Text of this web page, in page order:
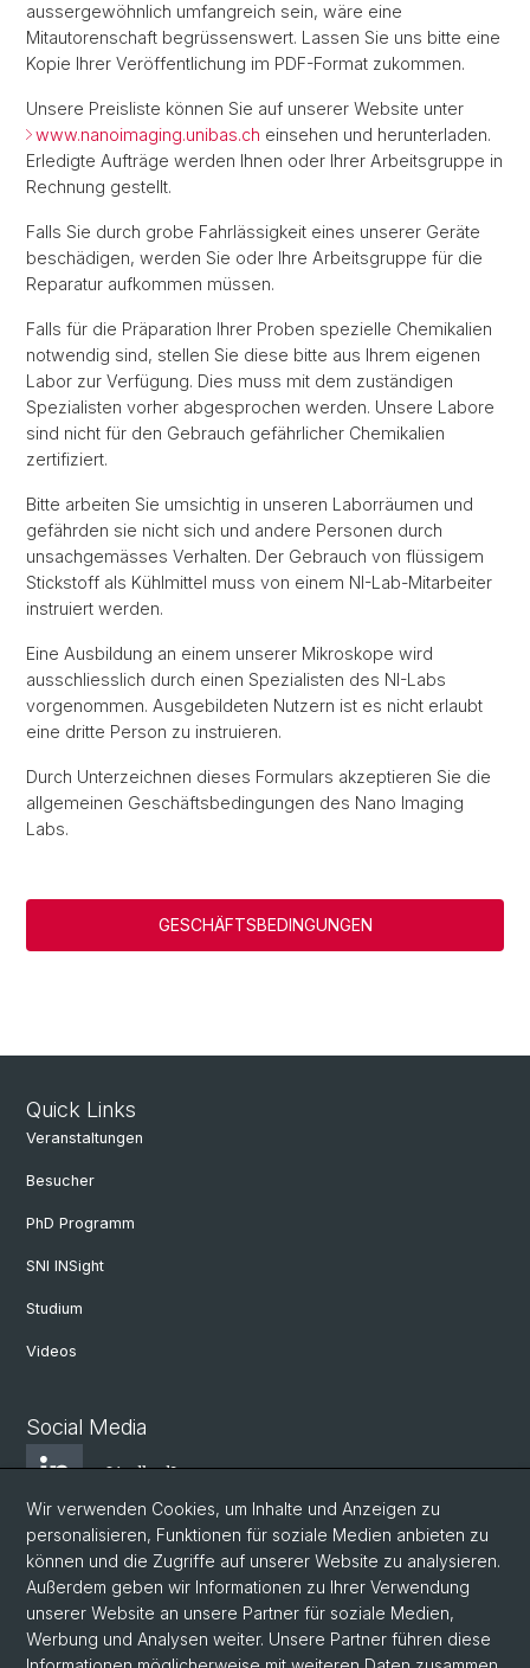
aussergewöhnlich umfangreich sein, wäre eine
Mitautorenschaft begrüssenswert. Lassen Sie uns bitte eine
Kopie Ihrer Veröffentlichung im PDF-Format zukommen.
Unsere Preisliste können Sie auf unserer Website unter
www.nanoimaging.unibas.ch einsehen und herunterladen.
Erledigte Aufträge werden Ihnen oder Ihrer Arbeitsgruppe in
Rechnung gestellt.
Falls Sie durch grobe Fahrlässigkeit eines unserer Geräte
beschädigen, werden Sie oder Ihre Arbeitsgruppe für die
Reparatur aufkommen müssen.
Falls für die Präparation Ihrer Proben spezielle Chemikalien
notwendig sind, stellen Sie diese bitte aus Ihrem eigenen
Labor zur Verfügung. Dies muss mit dem zuständigen
Spezialisten vorher abgesprochen werden. Unsere Labore
sind nicht für den Gebrauch gefährlicher Chemikalien
zertifiziert.
Bitte arbeiten Sie umsichtig in unseren Laborräumen und
gefährden sie nicht sich und andere Personen durch
unsachgemässes Verhalten. Der Gebrauch von flüssigem
Stickstoff als Kühlmittel muss von einem NI-Lab-Mitarbeiter
instruiert werden.
Eine Ausbildung an einem unserer Mikroskope wird
ausschliesslich durch einen Spezialisten des NI-Labs
vorgenommen. Ausgebildeten Nutzern ist es nicht erlaubt
eine dritte Person zu instruieren.
Durch Unterzeichnen dieses Formulars akzeptieren Sie die
allgemeinen Geschäftsbedingungen des Nano Imaging
Labs.
GESCHÄFTSBEDINGUNGEN
Quick Links
Veranstaltungen
Besucher
PhD Programm
SNI INSight
Studium
Videos
Social Media
LindkedIn
BlueSky
YouTube
Wir verwenden Cookies, um Inhalte und Anzeigen zu
personalisieren, Funktionen für soziale Medien anbieten zu
können und die Zugriffe auf unserer Website zu analysieren.
Außerdem geben wir Informationen zu Ihrer Verwendung
unserer Website an unsere Partner für soziale Medien,
Werbung und Analysen weiter. Unsere Partner führen diese